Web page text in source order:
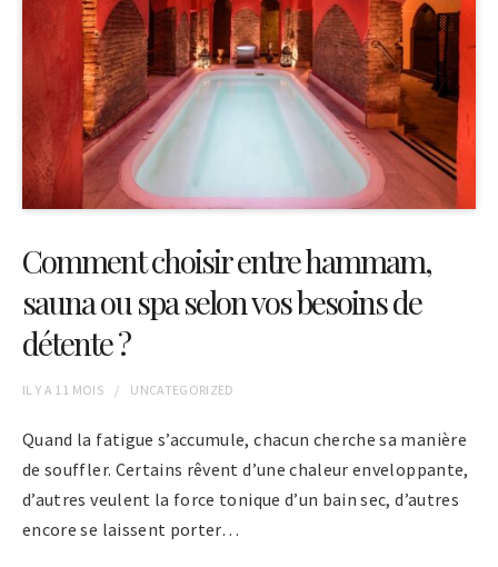
Comment choisir entre hammam,
sauna ou spa selon vos besoins de
détente ?
IL Y A 11 MOIS UNCATEGORIZED
Quand la fatigue s’accumule, chacun cherche sa manière
de souffler. Certains rêvent d’une chaleur enveloppante,
d’autres veulent la force tonique d’un bain sec, d’autres
encore se laissent porter…